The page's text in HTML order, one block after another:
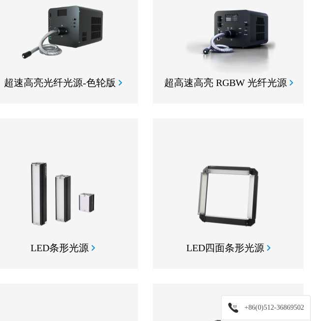
超速高亮光纤光源-色轮版 超高速高亮 RGBW 光纤光源
LED条形光源 LED四面条形光源
+86(0)512-36869502